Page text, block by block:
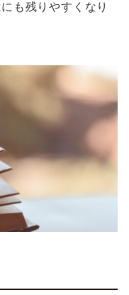
も残りやすくなり